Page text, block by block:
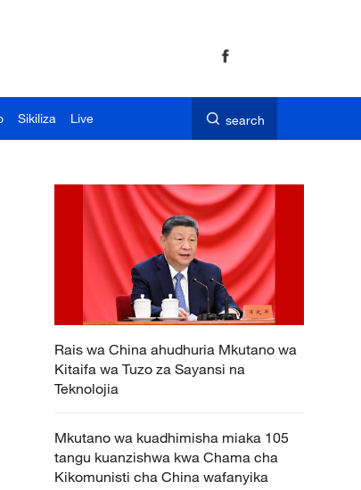
Sikiliza Live search
Rais wa China ahudhuria Mkutano wa
Kitaifa wa Tuzo za Sayansi na
Teknolojia
Mkutano wa kuadhimisha miaka 105
tangu kuanzishwa kwa Chama cha
Kikomunisti cha China wafanyika